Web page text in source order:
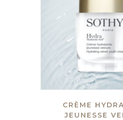
CRÈME
JEUNESSE